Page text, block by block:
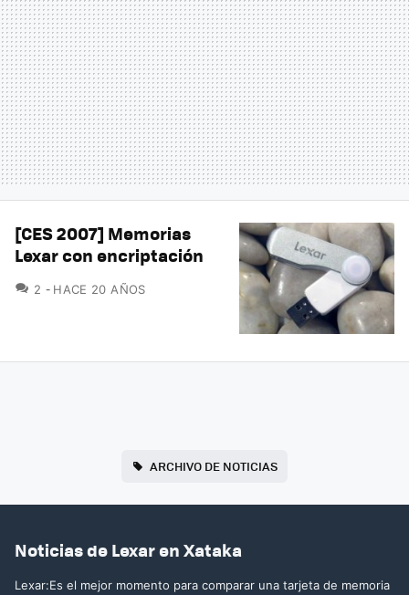
[CES 2007] Memorias
Lexar con encriptación
2 COMENTARIOS
HACE 20 AÑOS
ARCHIVO DE NOTICIAS
Noticias de Lexar en Xataka
Lexar:Es el mejor momento para comparar una tarjeta de memoria